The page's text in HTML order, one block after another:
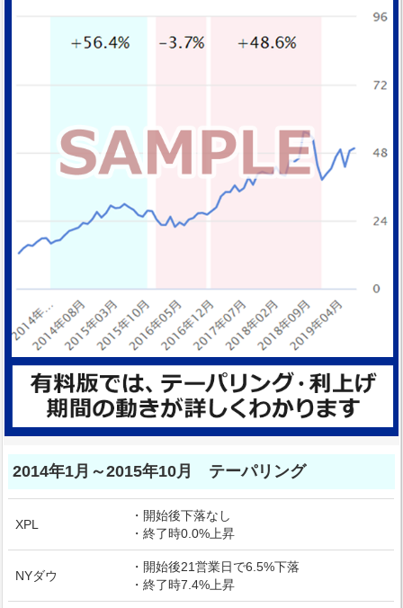
2014年1月～2015年10月 テーパリング
XPL
・開始後下落なし
・終了時0.0%上昇
NYダウ
・開始後21営業日で6.5%下落
・終了時7.4%上昇